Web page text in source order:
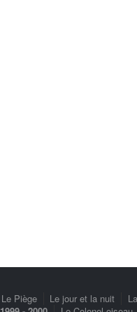
Le Piège Le jour et la nuit